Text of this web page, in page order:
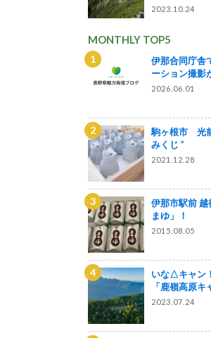
2023.10.24
MONTHLY TOP5
伊那合同庁舎
ーション撮影
2026.06.01
駒ヶ根市 光
みくじ ”
2021.12.28
伊那市駅前
まゆ」！
2015.08.05
いな△キャン
「鹿嶺高原キ
2023.07.24